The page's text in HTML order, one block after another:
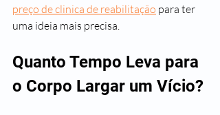
preço de clinica de reabilitação para ter
uma ideia mais precisa.
Quanto Tempo Leva para
o Corpo Largar um Vício?